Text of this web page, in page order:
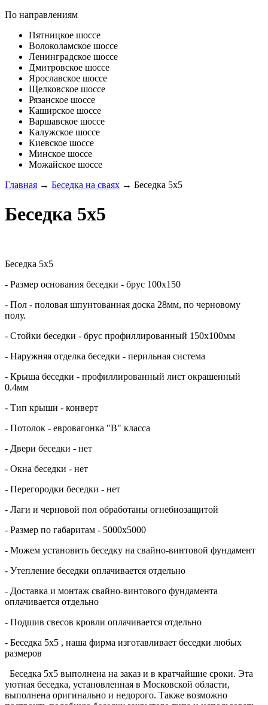
По направлениям
Пятницкое шоссе
Волоколамское шоссе
Ленинградское шоссе
Дмитровское шоссе
Ярославское шоссе
Щелковское шоссе
Рязанское шоссе
Каширское шоссе
Варшавское шоссе
Калужское шоссе
Киевское шоссе
Минское шоссе
Можайское шоссе
Главная → Беседка на сваях → Беседка 5х5
Беседка 5х5
Беседка 5х5
- Размер основания беседки - брус 100х150
- Пол - половая шпунтованная доска 28мм, по черновому
полу.
- Стойки беседки - брус профиллированный 150х100мм
- Наружняя отделка беседки - перильная система
- Крыша беседки - профиллированный лист окрашенный
0.4мм
- Тип крыши - конверт
- Потолок - евровагонка "В" класса
- Двери беседки - нет
- Окна беседки - нет
- Перегородки беседки - нет
- Лаги и черновой пол обработаны огнебиозащитой
- Размер по габаритам - 5000х5000
- Можем установить беседку на свайно-винтовой фундамент
- Утепление беседки оплачивается отдельно
- Доставка и монтаж свайно-винтового фундамента
оплачивается отдельно
- Подшив свесов кровли оплачивается отдельно
- Беседка 5х5 , наша фирма изготавливает беседки любых
размеров
Беседка 5х5 выполнена на заказ и в кратчайшие сроки. Эта
уютная беседка, установленная в Московской области,
выполнена оригинально и недорого. Также возможно